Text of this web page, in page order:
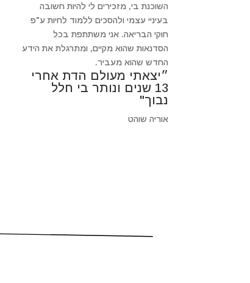
השוכנת בי, מזכירים לי להיות חשובה
בעיניי עצמי ולהסכים ללמוד לחיות ע"פ
חוקי הבריאה. אני משתתפת בכל
הסדנאות שהוא מקיים, ומתרגלת את הידע
החדש שהוא מעביר.
״יצאתי מעולם הדת אחרי
13 שנים ונותר בי חלל
נבוך"
אוריה שוהט